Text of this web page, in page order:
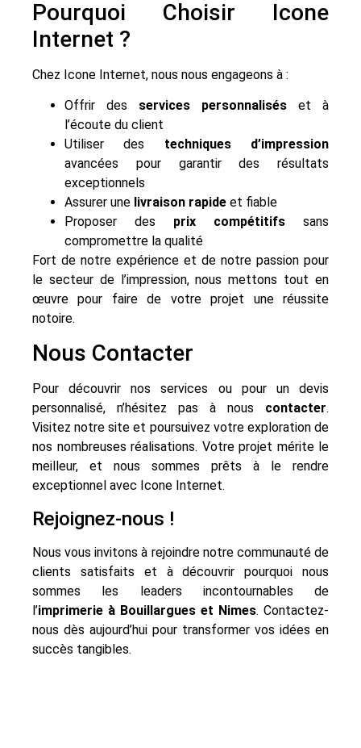
Pourquoi Choisir Icone
Internet ?
Chez Icone Internet, nous nous engageons à :
Offrir des services personnalisés et à
l’écoute du client
Utiliser des techniques d’impression
avancées pour garantir des résultats
exceptionnels
Assurer une livraison rapide et fiable
Proposer des prix compétitifs sans
compromettre la qualité
Fort de notre expérience et de notre passion pour
le secteur de l’impression, nous mettons tout en
œuvre pour faire de votre projet une réussite
notoire.
Nous Contacter
Pour découvrir nos services ou pour un devis
personnalisé, n’hésitez pas à nous contacter.
Visitez notre site et poursuivez votre exploration de
nos nombreuses réalisations. Votre projet mérite le
meilleur, et nous sommes prêts à le rendre
exceptionnel avec Icone Internet.
Rejoignez-nous !
Nous vous invitons à rejoindre notre communauté de
clients satisfaits et à découvrir pourquoi nous
sommes les leaders incontournables de
l’imprimerie à Bouillargues et Nimes. Contactez-
nous dès aujourd’hui pour transformer vos idées en
succès tangibles.